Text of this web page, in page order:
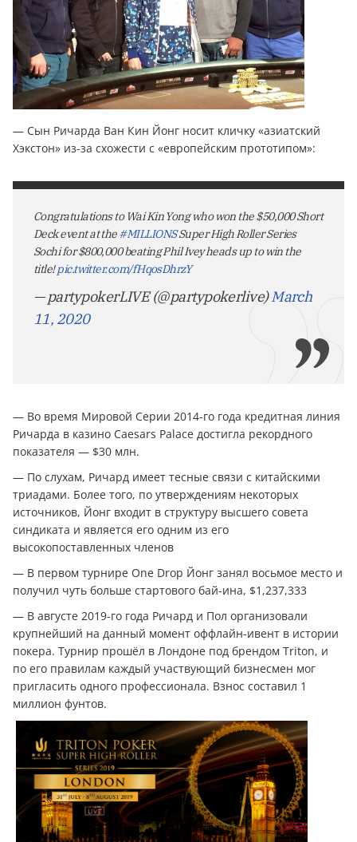
— Сын Ричарда Ван Кин Йонг носит кличку «азиатский
Хэкстон» из-за схожести с «европейским прототипом»:
Congratulations to Wai Kin Yong who won the $50,000 Short
Deck event at the#MILLIONSSuper High Roller Series
Sochi for $800,000 beating Phil Ivey heads up to win the
title!pic.twitter.com/fHqosDhrzY
— partypokerLIVE (@partypokerlive)March
11, 2020
— Во время Мировой Серии 2014-го года кредитная линия
Ричарда в казино Caesars Palace достигла рекордного
показателя — $30 млн.
— По слухам, Ричард имеет тесные связи с китайскими
триадами. Более того, по утверждениям некоторых
источников, Йонг входит в структуру высшего совета
синдиката и является его одним из его
высокопоставленных членов
— В первом турнире One Drop Йонг занял восьмое место и
получил чуть больше стартового бай-ина, $1,237,333
— В августе 2019-го года Ричард и Пол организовали
крупнейший на данный момент оффлайн-ивент в истории
покера. Турнир прошёл в Лондоне под брендом Triton, и
по его правилам каждый участвующий бизнесмен мог
пригласить одного профессионала. Взнос составил 1
миллион фунтов.